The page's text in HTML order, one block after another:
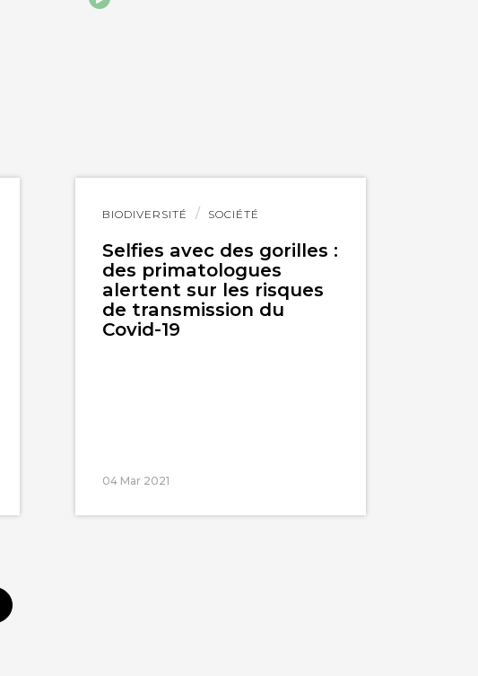
BIODIVERSITÉ SOCIÉTÉ
Selfies avec des gorilles :
des primatologues
alertent sur les risques
de transmission du
Covid-19
04 Mar 2021
Lire